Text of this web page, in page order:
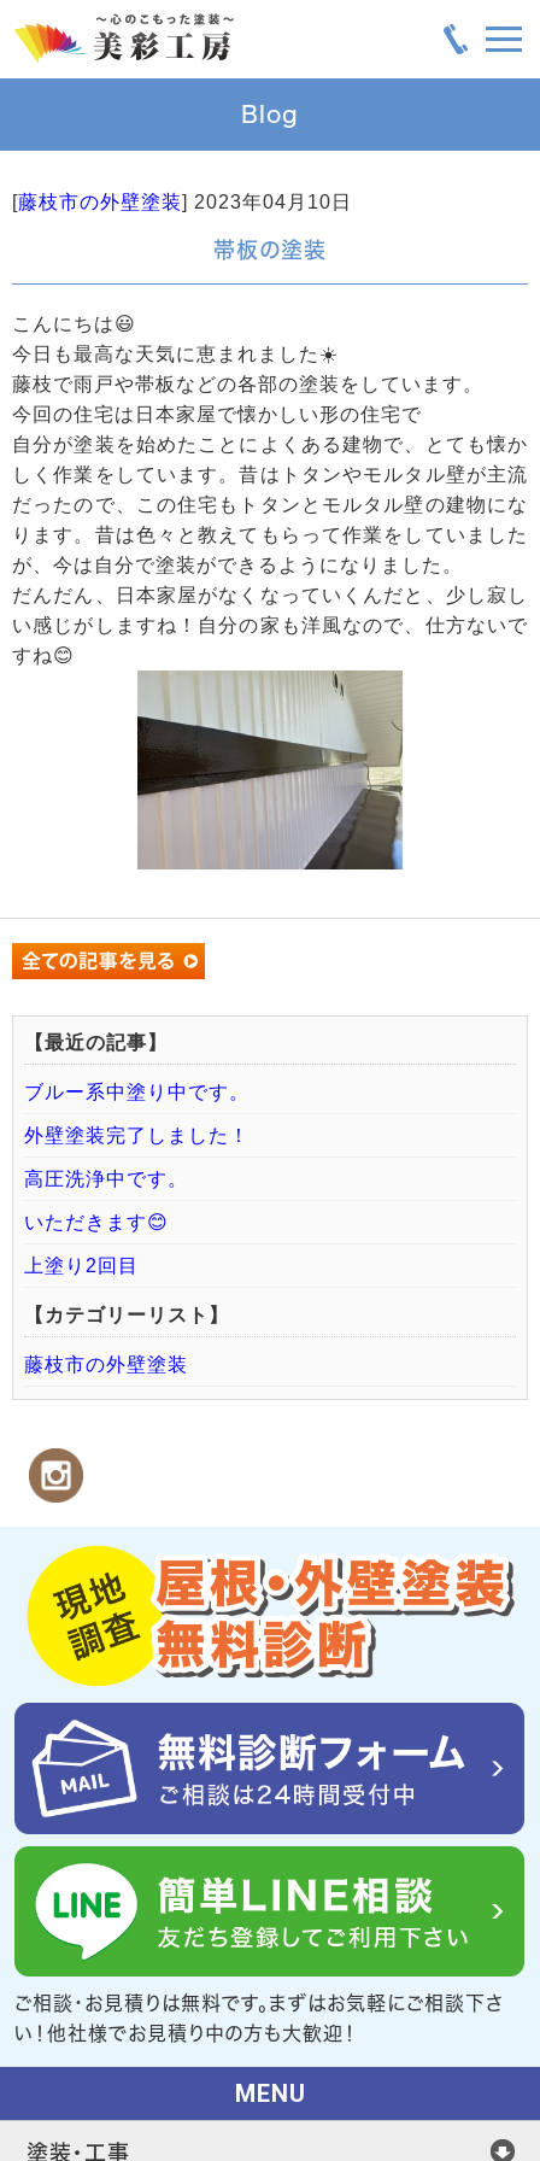
Blog
[藤枝市の外壁塗装] 2023年04月10日
帯板の塗装
こんにちは😃
今日も最高な天気に恵まれました☀️
藤枝で雨戸や帯板などの各部の塗装をしています。
今回の住宅は日本家屋で懐かしい形の住宅で
自分が塗装を始めたことによくある建物で、とても懐か
しく作業をしています。昔はトタンやモルタル壁が主流
だったので、この住宅もトタンとモルタル壁の建物にな
ります。昔は色々と教えてもらって作業をしていました
が、今は自分で塗装ができるようになりました。
だんだん、日本家屋がなくなっていくんだと、少し寂し
い感じがしますね！自分の家も洋風なので、仕方ないで
すね😊
【最近の記事】
ブルー系中塗り中です。
外壁塗装完了しました！
高圧洗浄中です。
いただきます😊
上塗り2回目
【カテゴリーリスト】
藤枝市の外壁塗装
ご相談・お見積りは無料です。まずはお気軽にご相談下さ
い！他社様でお見積り中の方も大歓迎！
MENU
塗装・工事